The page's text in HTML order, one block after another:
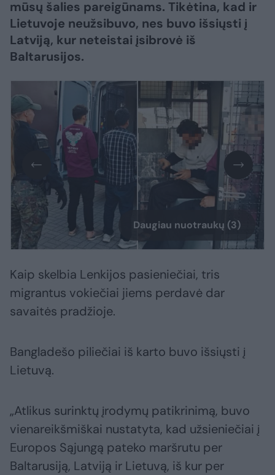
mūsų šalies pareigūnams. Tikėtina, kad ir
Lietuvoje neužsibuvo, nes buvo išsiųsti į
Latviją, kur neteistai įsibrovė iš
Baltarusijos.
Daugiau nuotraukų (3)
Kaip skelbia Lenkijos pasieniečiai, tris
migrantus vokiečiai jiems perdavė dar
savaitės pradžioje.
Bangladešo piliečiai iš karto buvo išsiųsti į
Lietuvą.
„Atlikus surinktų įrodymų patikrinimą, buvo
vienareikšmiškai nustatyta, kad užsieniečiai į
Europos Sąjungą pateko maršrutu per
Baltarusiją, Latviją ir Lietuvą, iš kur per